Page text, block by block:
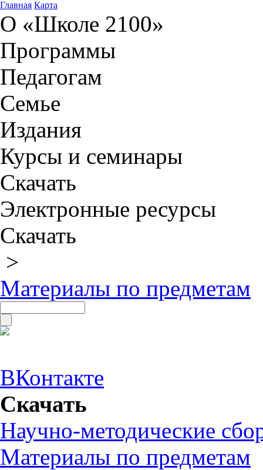
Главная Карта
О «Школе 2100»
Программы
Педагогам
Семье
Издания
Курсы и семинары
Скачать
Электронные ресурсы
Скачать
>
Материалы по предметам
ВКонтакте
Скачать
Научно-методические
Материалы по предметам